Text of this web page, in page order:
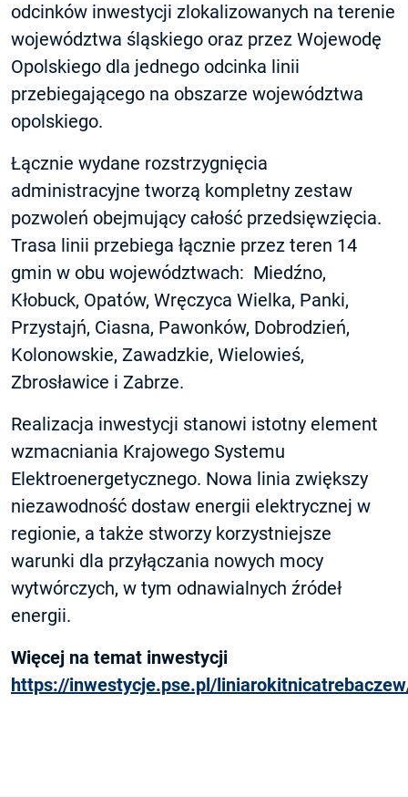
odcinków inwestycji zlokalizowanych na terenie
województwa śląskiego oraz przez Wojewodę
Opolskiego dla jednego odcinka linii
przebiegającego na obszarze województwa
opolskiego.
Łącznie wydane rozstrzygnięcia
administracyjne tworzą kompletny zestaw
pozwoleń obejmujący całość przedsięwzięcia.
Trasa linii przebiega łącznie przez teren 14
gmin w obu województwach: Miedźno,
Kłobuck, Opatów, Wręczyca Wielka, Panki,
Przystajń, Ciasna, Pawonków, Dobrodzień,
Kolonowskie, Zawadzkie, Wielowieś,
Zbrosławice i Zabrze.
Realizacja inwestycji stanowi istotny element
wzmacniania Krajowego Systemu
Elektroenergetycznego. Nowa linia zwiększy
niezawodność dostaw energii elektrycznej w
regionie, a także stworzy korzystniejsze
warunki dla przyłączania nowych mocy
wytwórczych, w tym odnawialnych źródeł
energii.
Więcej na temat inwestycji
https://inwestycje.pse.pl/